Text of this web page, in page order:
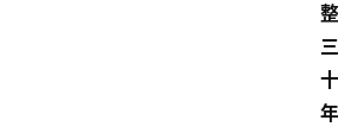
整
三
十
年